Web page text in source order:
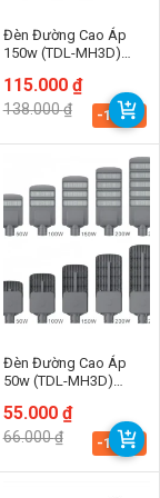
Đèn Đường Cao Áp
150w (TDL-MH3D)
138.000₫
Giá
gốc
là:
115.000 ₫
Giá
hiện
tại
115.000 ₫.
-16.7%
Đèn Đường Cao Áp
50w (TDL-MH3D)
66.000₫
Giá
gốc
là:
55.000 ₫
Giá
hiện
tại
55.000 ₫.
-16.7%